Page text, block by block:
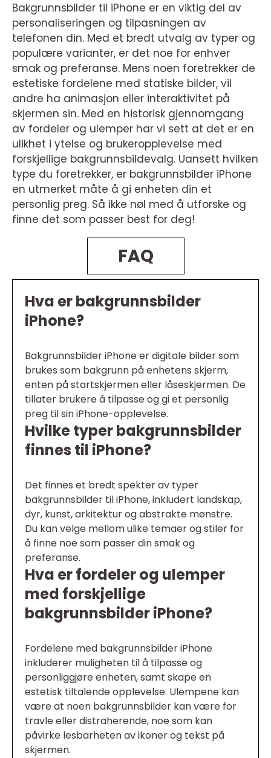
Bakgrunnsbilder til iPhone er en viktig del av
personaliseringen og tilpasningen av
telefonen din. Med et bredt utvalg av typer og
populære varianter, er det noe for enhver
smak og preferanse. Mens noen foretrekker de
estetiske fordelene med statiske bilder, vil
andre ha animasjon eller interaktivitet på
skjermen sin. Med en historisk gjennomgang
av fordeler og ulemper har vi sett at det er en
ulikhet i ytelse og brukeropplevelse med
forskjellige bakgrunnsbildevalg. Uansett hvilken
type du foretrekker, er bakgrunnsbilder iPhone
en utmerket måte å gi enheten din et
personlig preg. Så ikke nøl med å utforske og
finne det som passer best for deg!
FAQ
Hva er bakgrunnsbilder
iPhone?
Bakgrunnsbilder iPhone er digitale bilder som
brukes som bakgrunn på enhetens skjerm,
enten på startskjermen eller låseskjermen. De
tillater brukere å tilpasse og gi et personlig
preg til sin iPhone-opplevelse.
Hvilke typer bakgrunnsbilder
finnes til iPhone?
Det finnes et bredt spekter av typer
bakgrunnsbilder til iPhone, inkludert landskap,
dyr, kunst, arkitektur og abstrakte mønstre.
Du kan velge mellom ulike temaer og stiler for
å finne noe som passer din smak og
preferanse.
Hva er fordeler og ulemper
med forskjellige
bakgrunnsbilder iPhone?
Fordelene med bakgrunnsbilder iPhone
inkluderer muligheten til å tilpasse og
personliggjøre enheten, samt skape en
estetisk tiltalende opplevelse. Ulempene kan
være at noen bakgrunnsbilder kan være for
travle eller distraherende, noe som kan
påvirke lesbarheten av ikoner og tekst på
skjermen.